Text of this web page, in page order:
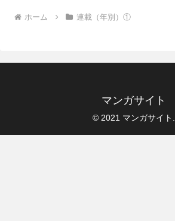
ホーム 連載（年別）①
マンガサイト
© 2021 マンガサイト.